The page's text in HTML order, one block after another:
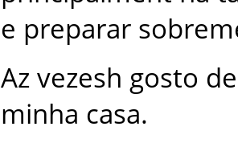
e preparar
Az vezesh gosto de
minha casa.